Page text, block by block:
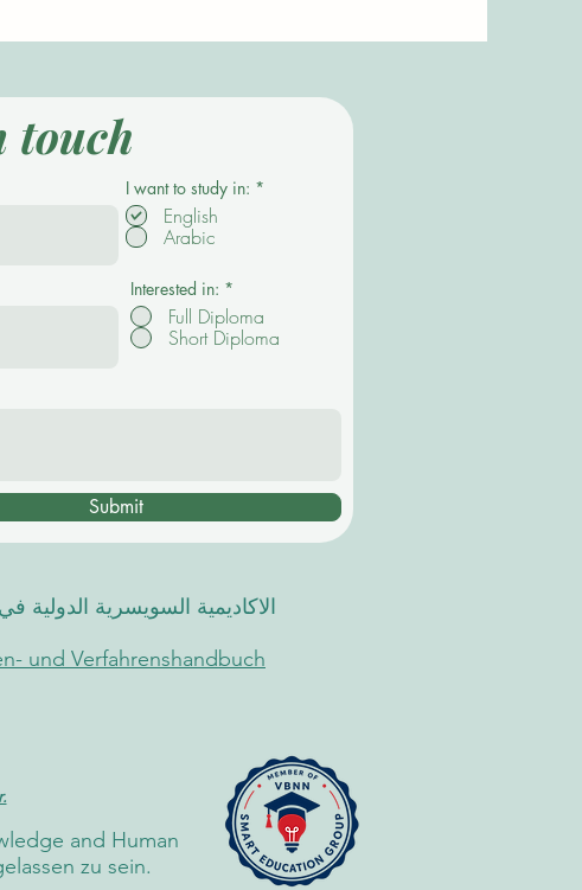
touch
I want to study in: *
l
d
English
Arabic
Interested in: *
Full Diploma
Short Diploma
Submit
الاكاديمية السويسرية الدولية
und Verfahrenshandbuch
and Human
zu sein.